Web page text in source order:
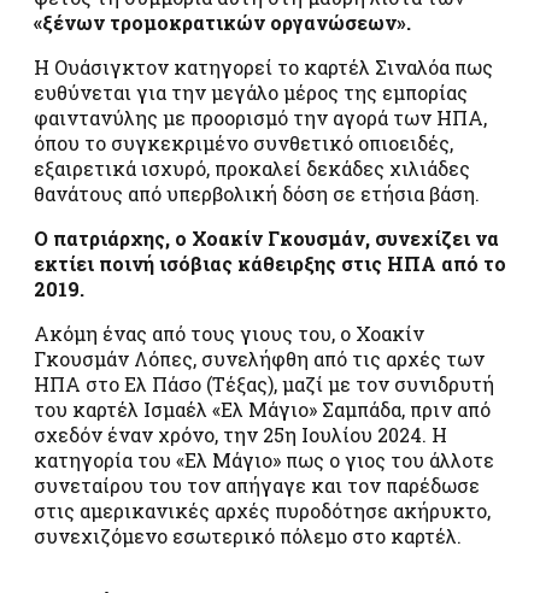
«ξένων τρομοκρατικών οργανώσεων».
Η Ουάσιγκτον κατηγορεί το καρτέλ Σιναλόα πως
ευθύνεται για την μεγάλο μέρος της εμπορίας
φαιντανύλης με προορισμό την αγορά των ΗΠΑ,
όπου το συγκεκριμένο συνθετικό οπιοειδές,
εξαιρετικά ισχυρό, προκαλεί δεκάδες χιλιάδες
θανάτους από υπερβολική δόση σε ετήσια βάση.
Ο πατριάρχης, ο Χοακίν Γκουσμάν, συνεχίζει να
εκτίει ποινή ισόβιας κάθειρξης στις ΗΠΑ από το
2019.
Ακόμη ένας από τους γιους του, ο Χοακίν
Γκουσμάν Λόπες, συνελήφθη από τις αρχές των
ΗΠΑ στο Ελ Πάσο (Τέξας), μαζί με τον συνιδρυτή
του καρτέλ Ισμαέλ «Ελ Μάγιο» Σαμπάδα, πριν από
σχεδόν έναν χρόνο, την 25η Ιουλίου 2024. Η
κατηγορία του «Ελ Μάγιο» πως ο γιος του άλλοτε
συνεταίρου του τον απήγαγε και τον παρέδωσε
στις αμερικανικές αρχές πυροδότησε ακήρυκτο,
συνεχιζόμενο εσωτερικό πόλεμο στο καρτέλ.